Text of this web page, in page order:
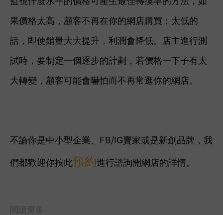
果價格太高，顧客不再在你的網店購買；太低的
話，即使銷量大大提升，利潤會降低。店主進行測
試時， 要制定一個逐步的計劃，若價格一下子有太
大轉變，顧客可能會嚇怕而不再常逛你的網店。
不論你是中小型企業、FB/IG賣家或是新創品牌，我
們都歡迎你按此預約進行諮詢開網店的詳情。
閱讀更多